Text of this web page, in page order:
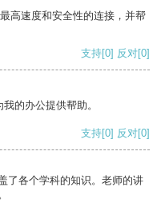
高速度和安全性的连接，并帮
支持[0] 反对[0]
的办公提供帮助。
支持[0] 反对[0]
了各个学科的知识。老师的讲